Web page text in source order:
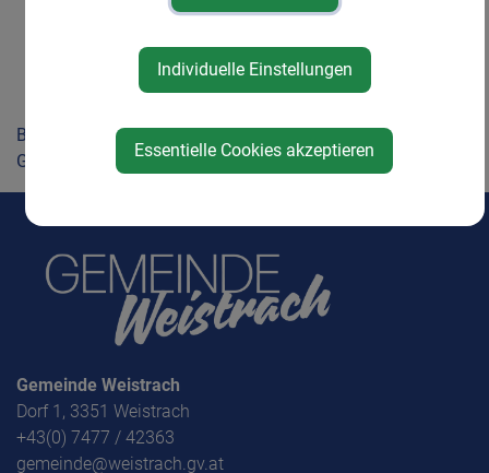
Gemeindezeitung
Schmankerlmarkt
Bürgerservice
Gemeinde
Gemeinde Weistrach
Dorf 1, 3351 Weistrach
+43(0) 7477 / 42363
gemeinde@weistrach.gv.at
Individuelle Einstellungen
Essentielle Cookies akzeptieren